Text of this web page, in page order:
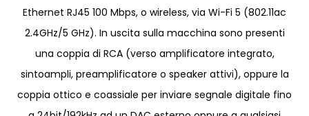
Ethernet RJ45 100 Mbps, o wireless, via Wi-Fi 5 (802.11ac
2.4GHz/5 GHz). In uscita sulla macchina sono presenti
una coppia di RCA (verso amplificatore integrato,
sintoampli, preamplificatore o speaker attivi), oppure la
coppia ottico e coassiale per inviare segnale digitale fino